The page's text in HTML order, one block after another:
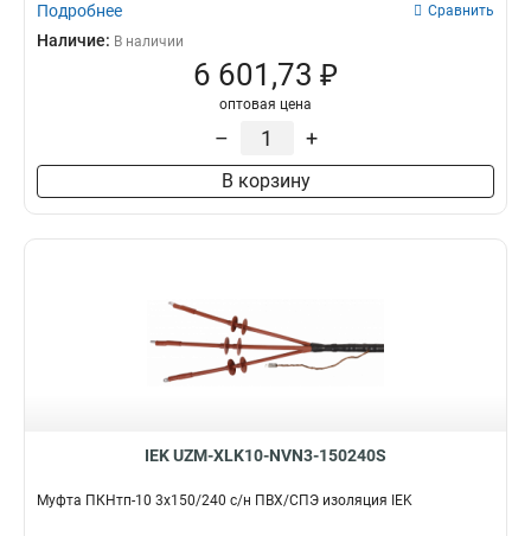
Подробнее Сравнить
Наличие: В наличии
6 601,73 ₽
оптовая цена
– +
В корзину
IEK UZM-XLK10-NVN3-150240S
Муфта ПКНтп-10 3х150/240 с/н ПВХ/СПЭ изоляция IEK